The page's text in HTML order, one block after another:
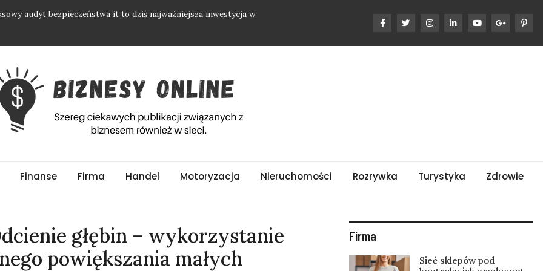
audyt bezpieczeństwa it to dziś najważniejsza inwestycja w
i salonu: Wyrafinowany blask, harmonia i nowoczesny design
do salonu, kuchni oraz na zewnętrzny taras?
Profesjonalny serwis AGD w Twoim domu
Finanse Firma Handel Motoryzacja Nieruchomości Rozrywka Turystyka Zdrowie
głębin – wykorzystanie
powiększania małych
Firma
Sieć sklepów pod